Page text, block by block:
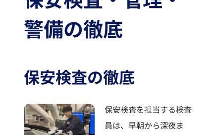
警備の徹底
保安検査の徹底
保安検査を担当する検査
員は、早朝から深夜ま